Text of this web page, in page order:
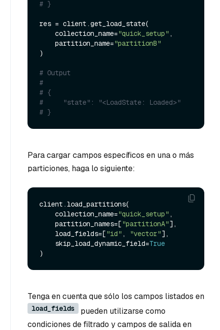
# }
res = client.get_load_state(
    collection_name=
"quick_setup" ,
    partition_name=
"partitionB"
)
# Output
#
# {
#     "state": "<LoadState: Loaded>"
# }
Para cargar campos específicos en una o más
particiones, haga lo siguiente:
client.load_partitions(
    collection_name=
"quick_setup" ,
    partition_names=[
"partitionA"],
    load_fields=[
"id" , "vector"],
    skip_load_dynamic_field=
True
Tenga en cuenta que sólo los campos listados en
load_fields
pueden utilizarse como
condiciones de filtrado y campos de salida en